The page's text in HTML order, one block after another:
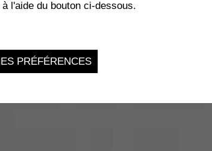
l'aide du bouton ci-dessous.
PRÉFÉRENCES